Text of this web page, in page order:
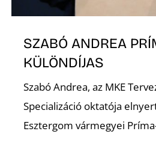
SZABÓ ANDREA
KÜLÖNDÍJAS
Szabó Andrea, az MKE
Specializáció oktatója
Esztergom vármegyei